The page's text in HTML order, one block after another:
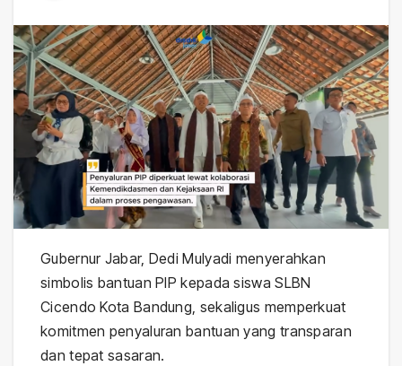
Gubernur Jabar, Dedi Mulyadi menyerahkan
simbolis bantuan PIP kepada siswa SLBN
Cicendo Kota Bandung, sekaligus memperkuat
komitmen penyaluran bantuan yang transparan
dan tepat sasaran.